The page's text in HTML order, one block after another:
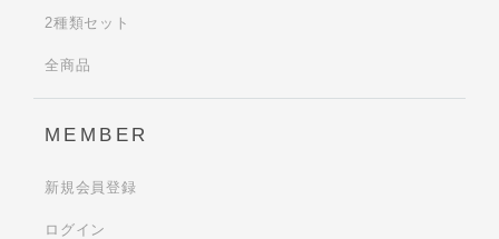
2種類セット
全商品
MEMBER
新規会員登録
ログイン